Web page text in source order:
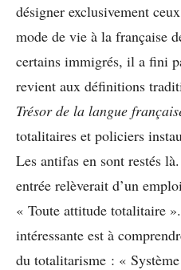
désigner exclusivement
mode de vie à la française
certains immigrés, il a fini
revient aux définitions
Trésor de la langue
totalitaires et policiers
Les antifas en sont restés
entrée relèverait d’un
« Toute attitude totalitaire
intéressante est à
du totalitarisme : «